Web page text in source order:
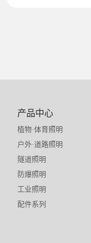
产品中心
植物·体育照明
户外·道路照明
隧道照明
防爆照明
工业照明
配件系列